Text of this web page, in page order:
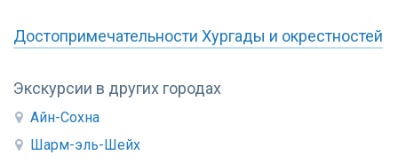
Экскурсии в других городах
Айн-Сохна
Шарм-эль-Шейх
Достопримечательности Хургады и окрестностей